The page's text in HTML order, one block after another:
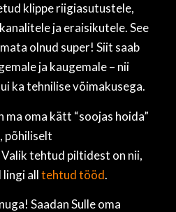
klippe riigiasutustele,
ja eraisikutele. See
olnud super! Siit saab
ja kaugemale – nii
ka tehnilise võimakusega.
ma oma kätt “soojas hoida”
põhiliselt
tehtud piltidest on nii,
lingi alltehtud tööd.
Saadan Sulle oma